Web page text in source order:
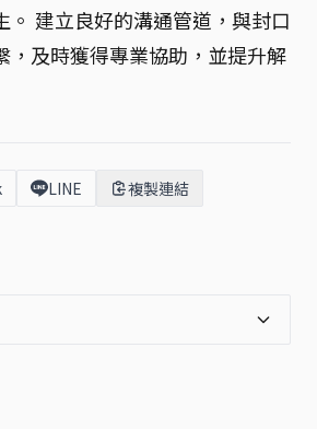
。 建立良好的溝通管道，與封口
，及時獲得專業協助，並提升解
LINE 複製連結